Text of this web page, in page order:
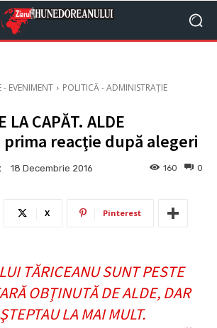
EVENIMENT POLITICĂ - ADMINISTRAȚIE
LA CAPĂT. ALDE
reacţie după alegeri
18 Decembrie 2016 0
160
X Pinterest
TĂRICEANU SUNT PESTE
OBŢINUTĂ DE ALDE, DAR
LA MAI MULT.